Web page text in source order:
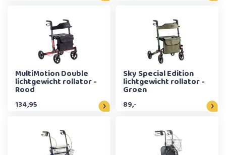
MultiMotion Double
lichtgewicht rollator -
Rood
134,95
Sky Special Edition
lichtgewicht rollator -
Groen
89,-